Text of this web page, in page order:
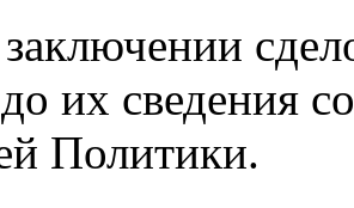
их сведения
Политики.